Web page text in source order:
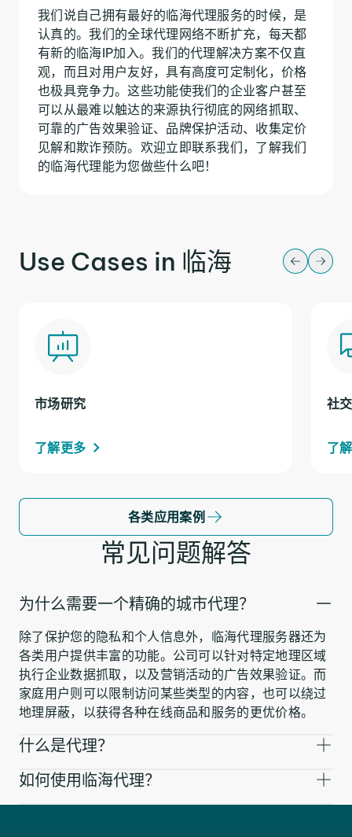
我们说自己拥有最好的临海代理服务的时候，是
认真的。我们的全球代理网络不断扩充，每天都
有新的临海IP加入。我们的代理解决方案不仅直
观，而且对用户友好，具有高度可定制化，价格
也极具竞争力。这些功能使我们的企业客户甚至
可以从最难以触达的来源执行彻底的网络抓取、
可靠的广告效果验证、品牌保护活动、收集定价
见解和欺诈预防。欢迎立即联系我们，了解我们
的临海代理能为您做些什么吧！
Use Cases in 临海
市场研究
了解更多
社
了
各类应用案例
常见问题解答
为什么需要一个精确的城市代理？
除了保护您的隐私和个人信息外，临海代理服务器还为
各类用户提供丰富的功能。公司可以针对特定地理区域
执行企业数据抓取，以及营销活动的广告效果验证。而
家庭用户则可以限制访问某些类型的内容，也可以绕过
地理屏蔽，以获得各种在线商品和服务的更优价格。
什么是代理？
如何使用临海代理？